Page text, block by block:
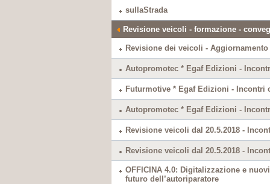
sullaStrada
Revisione veicoli - formazione -
Revisione dei veicoli -
Autopromotec * Egaf Edizioni -
Futurmotive * Egaf Edizioni - Incontri
Autopromotec * Egaf Edizioni -
Revisione veicoli dal 20.5.2018 -
Revisione veicoli dal 20.5.2018 -
OFFICINA 4.0: Digitalizzazione e
futuro dell’autoriparatore